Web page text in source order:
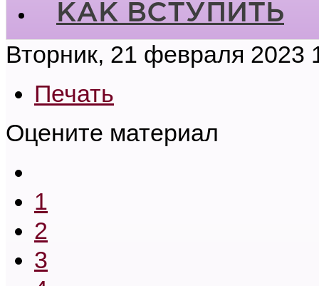
КАК ВСТУПИТЬ
Вторник, 21 февраля 2023
Печать
Оцените материал
1
2
3